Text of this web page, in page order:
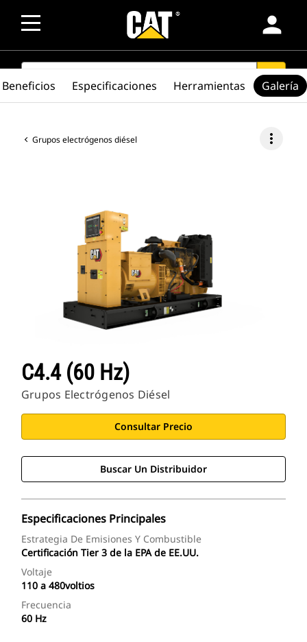
person
SEARCH search
Grupos electrógenos diésel more_vert
C4.4 (60 Hz)
Grupos Electrógenos Diésel
Consultar Precio
Buscar Un Distribuidor
Especificaciones Principales
Estrategia De Emisiones Y Combustible
Certificación Tier 3 de la EPA de EE.UU.
Voltaje
110 a 480voltios
Frecuencia
60 Hz
Beneficios Especificaciones Herramientas Galería